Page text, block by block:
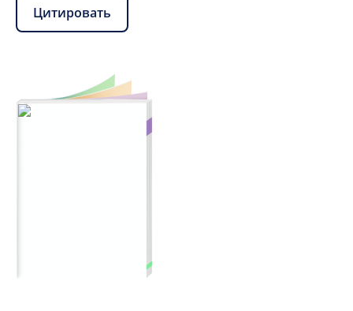
Цитировать